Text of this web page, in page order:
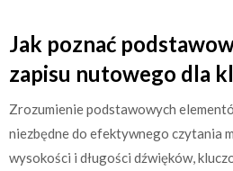
Jak poznać
zapisu nutowego dla
Zrozumienie podstawowych
niezbędne do efektywnego czytania
wysokości i długości dźwięków,